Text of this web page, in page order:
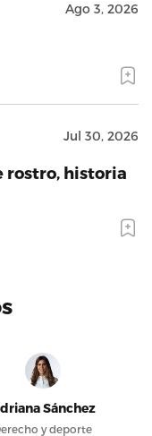
Ago 3, 2026
Jul 30, 2026
rostro, historia
Sánchez
y deporte